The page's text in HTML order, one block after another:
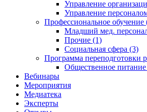
Управление
Управление
Профессиональное обучение
Младший мед.
Прочие (1)
Социальная сфера (3)
Программа переподготовки
Общественное
Вебинары
Мероприятия
Медиатека
Эксперты